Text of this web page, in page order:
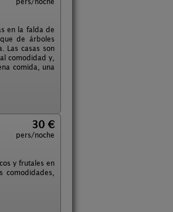
en la falda de
de árboles
Las casas son
comodidad y,
comida, una
30 €
pers/noche
y frutales en